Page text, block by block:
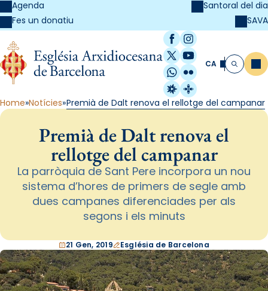
Agenda
Fes un donatiu
Santoral del dia
SAVA
Facebook
Instagram
X / Twitter
YouTube
WhatsApp
Flickr
Radio Estel
Catalunya
CA Cerca
Home Notícies Premià de Dalt renova el rellotge del campanar
Premià de Dalt renova el
rellotge del campanar
La parròquia de Sant Pere incorpora un nou
sistema d’hores de primers de segle amb
dues campanes diferenciades per als
segons i els minuts
21 Gen, 2019 Església de Barcelona